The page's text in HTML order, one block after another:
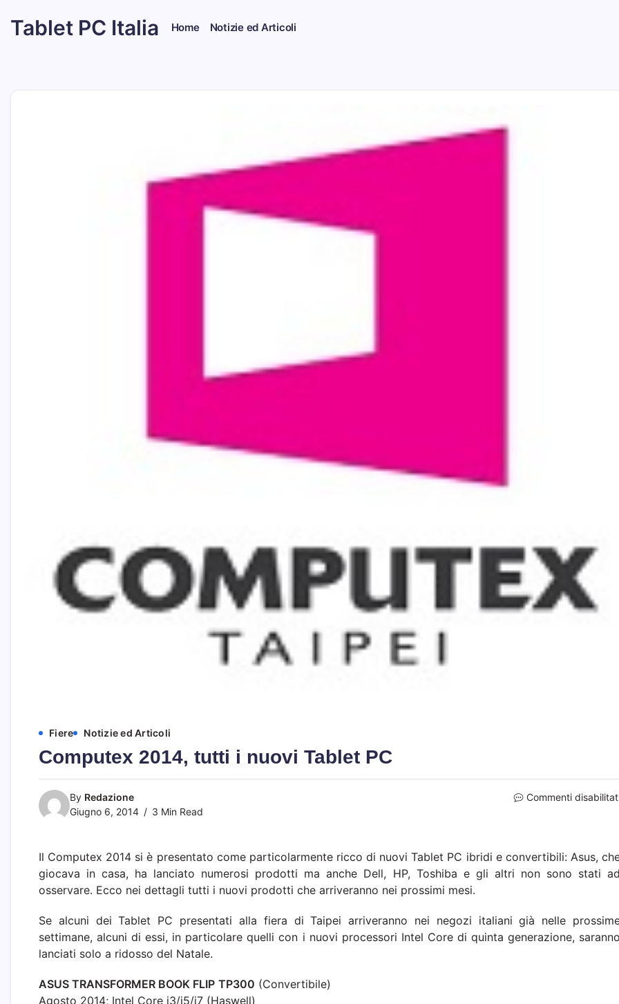
content
Tablet PC Italia Home Notizie ed Articoli
Fiere Notizie ed Articoli
Computex 2014, tutti i nuovi Tablet PC
By Redazione
Giugno 6, 2014
3 Min Read
Commenti
Il Computex 2014 si è presentato come particolarmente ricco di nuovi Tablet PC ibridi e convertibili: Asus,
giocava in casa, ha lanciato numerosi prodotti ma anche Dell, HP, Toshiba e gli altri non sono stati
osservare. Ecco nei dettagli tutti i nuovi prodotti che arriveranno nei prossimi mesi.
Se alcuni dei Tablet PC presentati alla fiera di Taipei arriveranno nei negozi italiani già nelle
settimane, alcuni di essi, in particolare quelli con i nuovi processori Intel Core di quinta generazione,
lanciati solo a ridosso del Natale.
ASUS TRANSFORMER BOOK FLIP TP300 (Convertibile)
Agosto 2014; Intel Core i3/i5/i7 (Haswell)